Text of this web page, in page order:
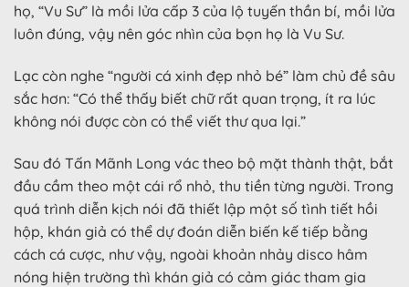
họ, “Vu Sư” là mồi lửa cấp 3 của lộ tuyến thần bí, mồi lửa
luôn đúng, vậy nên góc nhìn của bọn họ là Vu Sư.
Lạc còn nghe “người cá xinh đẹp nhỏ bé” làm chủ đề sâu
sắc hơn: “Có thể thấy biết chữ rất quan trọng, ít ra lúc
không nói được còn có thể viết thư qua lại.”
Sau đó Tấn Mãnh Long vác theo bộ mặt thành thật, bắt
đầu cầm theo một cái rổ nhỏ, thu tiền từng người. Trong
quá trình diễn kịch nói đã thiết lập một số tình tiết hồi
hộp, khán giả có thể dự đoán diễn biến kế tiếp bằng
cách cá cược, như vậy, ngoài khoản nhảy disco hâm
nóng hiện trường thì khán giả có cảm giác tham gia